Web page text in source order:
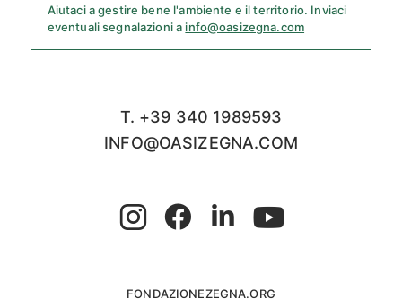
Aiutaci a gestire bene l'ambiente e il territorio. Inviaci
eventuali segnalazioni a info@oasizegna.com
FONDAZIONEZEGNA.ORG
T. +39 340 1989593
INFO@OASIZEGNA.COM